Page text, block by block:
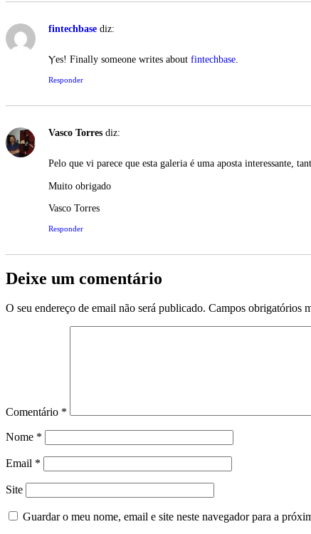
fintechbase diz:
Ⲩeѕ! Finally someone writes about fintechbase.
Responder
Vasco Torres diz:
Pelo que vi parece que esta galeria é uma aposta interessante,
Muito obrigado
Vasco Torres
Responder
Deixe um comentário
O seu endereço de email não será publicado. Campos obrigatórios
Comentário *
Nome *
Email *
Site
Guardar o meu nome, email e site neste navegador para a